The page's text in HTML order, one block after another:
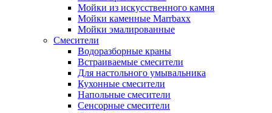
Мойки из искусственного камня
Мойки каменные Marrbaxx
Мойки эмалированные
Смесители
Водоразборные краны
Встраиваемые смесители
Для настольного умывальника
Кухонные смесители
Напольные смесители
Сенсорные смесители